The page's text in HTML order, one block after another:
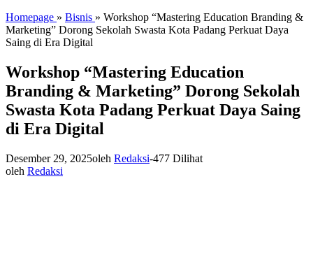
Homepage » Bisnis » Workshop “Mastering Education Branding &
Marketing” Dorong Sekolah Swasta Kota Padang Perkuat Daya
Saing di Era Digital
Workshop “Mastering Education
Branding & Marketing” Dorong Sekolah
Swasta Kota Padang Perkuat Daya Saing
di Era Digital
Desember 29, 2025oleh Redaksi-477 Dilihat
oleh Redaksi